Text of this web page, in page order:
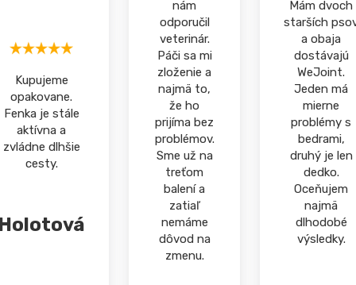
Kupujeme
opakovane.
Fenka je stále
aktívna a
zvládne dlhšie
cesty.
nám
odporučil
veterinár.
Páči sa mi
zloženie a
najmä to,
že ho
prijíma bez
problémov.
Sme už na
treťom
balení a
zatiaľ
nemáme
dôvod na
zmenu.
Mám dvoch
starších
a obaja
dostávajú
WeJoint.
Jeden má
mierne
problémy s
bedrami,
druhý je len
dedko.
Oceňujem
najmä
dlhodobé
výsledky.